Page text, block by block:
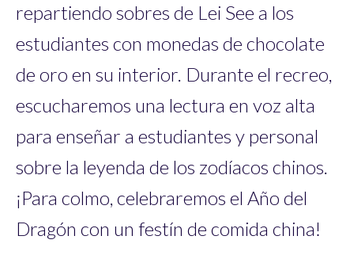
repartiendo sobres de Lei See a los
estudiantes con monedas de chocolate
de oro en su interior. Durante el recreo,
escucharemos una lectura en voz alta
para enseñar a estudiantes y personal
sobre la leyenda de los zodíacos chinos.
¡Para colmo, celebraremos el Año del
Dragón con un festín de comida china!